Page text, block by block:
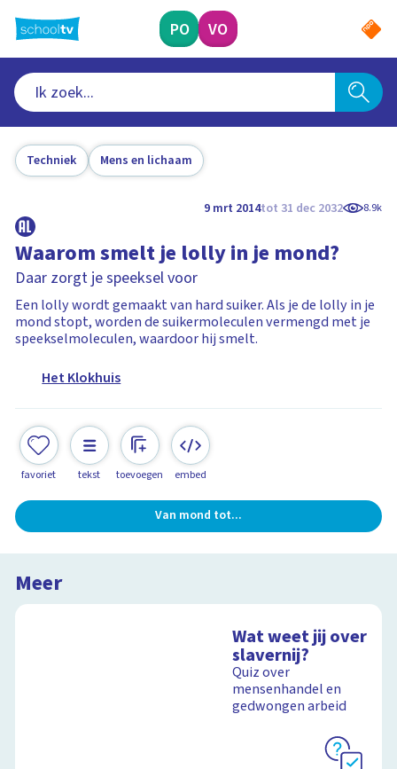
naar
hoofdinhoud
PO VO
Techniek Mens en lichaam
9 mrt 2014tot 31 dec 2032 8.9k
Waarom smelt je lolly in je mond?
Daar zorgt je speeksel voor
Een lolly wordt gemaakt van hard suiker. Als je de lolly in je
mond stopt, worden de suikermoleculen vermengd met je
speekselmoleculen, waardoor hij smelt.
Het Klokhuis
favoriet tekst toevoegen embed
Van mond tot...
Meer
Wat weet jij over
slavernij?
Quiz over
mensenhandel en
gedwongen arbeid